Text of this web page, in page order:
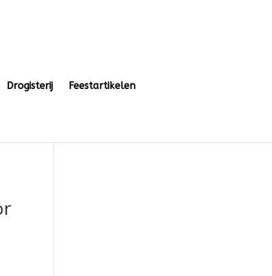
Drogisterij Feestartikelen